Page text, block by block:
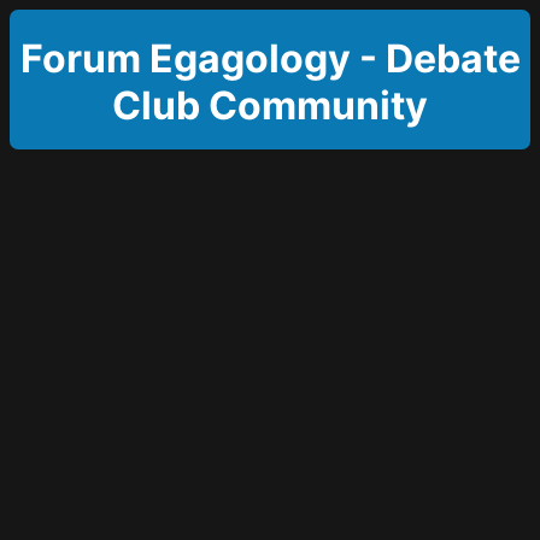
Forum Egagology - Debate
Club Community